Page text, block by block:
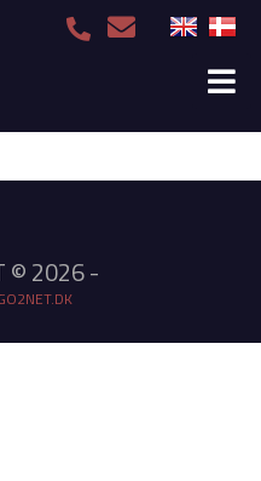
© 2026 -